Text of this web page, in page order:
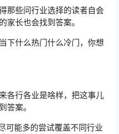
那些问行业选择的读者自会
家长也会找到答案。
下什么热门什么冷门，你想
各行各业是啥样，把这事儿
答案。
可能多的尝试覆盖不同行业